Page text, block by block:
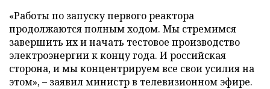
«Работы по запуску первого реактора
продолжаются полным ходом. Мы стремимся
завершить их и начать тестовое производство
электроэнергии к концу года. И российская
сторона, и мы концентрируем все свои усилия на
этом», – заявил министр в телевизионном эфире.